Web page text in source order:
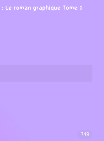
Le roman graphique Tome 1
749